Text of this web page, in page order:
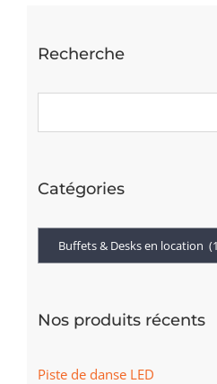
Recherche
Catégories
Nos produits récents
Piste de danse LED